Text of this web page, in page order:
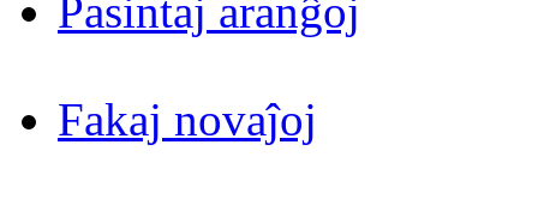
Pasintaj aranĝoj
Fakaj novaĵoj